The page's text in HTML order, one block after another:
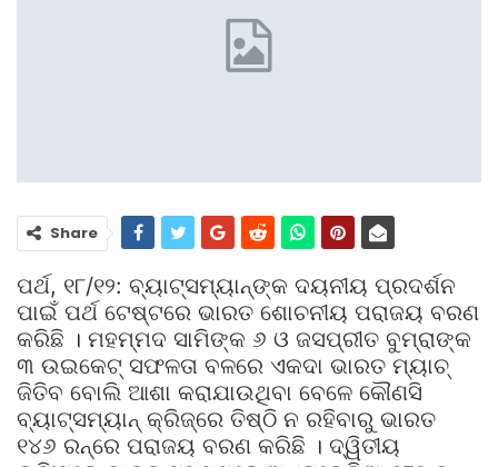
Share
ପର୍ଥ, ୧୮/୧୨: ବ୍ୟାଟ୍ସମ୍ୟାନ୍‌ଙ୍କ ଦୟନୀୟ ପ୍ରଦର୍ଶନ
ପାଇଁ ପର୍ଥ ଟେଷ୍ଟରେ ଭାରତ ଶୋଚନୀୟ ପରାଜୟ ବରଣ
କରିଛି । ମହମ୍ମଦ ସାମିଙ୍କ ୬ ଓ ଜସପ୍ରୀତ ବୁମ୍ରାଙ୍କ
୩ ଉଇକେଟ୍‌ ସଫଳତା ବଳରେ ଏକଦା ଭାରତ ମ୍ୟାଚ୍‌
ଜିତିବ ବୋଲି ଆଶା କରାଯାଉଥିବା ବେଳେ କୌଣସି
ବ୍ୟାଟ୍ସମ୍ୟାନ୍‌ କ୍ରିଜ୍‌ରେ ତିଷ୍ଠି ନ ରହିବାରୁ ଭାରତ
୧୪୬ ରନ୍‌ରେ ପରାଜୟ ବରଣ କରିଛି । ଦ୍ୱିତୀୟ